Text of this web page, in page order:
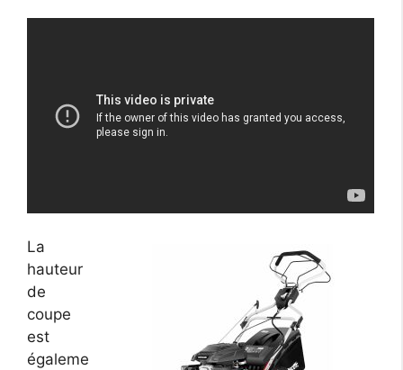
La
hauteur
de
coupe
est
égaleme